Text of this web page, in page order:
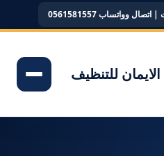
وواتساب 0561581557
الايمان للتنظيف